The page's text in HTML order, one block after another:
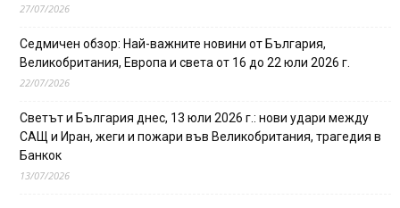
27/07/2026
Седмичен обзор: Най-важните новини от България,
Великобритания, Европа и света от 16 до 22 юли 2026 г.
22/07/2026
Светът и България днес, 13 юли 2026 г.: нови удари между
САЩ и Иран, жеги и пожари във Великобритания, трагедия в
Банкок
13/07/2026